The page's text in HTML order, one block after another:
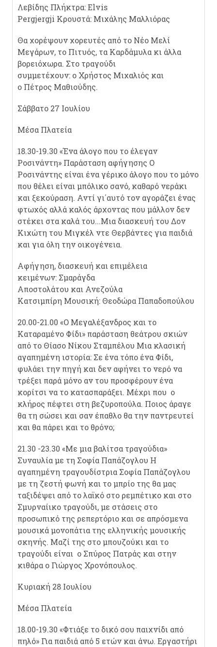
Λεβίδης Πλήκτρα: Elvis
Pergjergji Κρουστά: Μιχάλης Μαλλιόρας
Θα χορέψουν χορευτές από το Νέο Μελί
Μεγάρων, το Πιτυός, τα Καρδάμυλα κι άλλα
βορειόχωρα. Στο τραγούδι
συμμετέχουν: o Χρήστος Μιχαλιός και
ο Πέτρος Μαθιούδης.
Σάββατο 27 Ioυλίου
Μέσα Πλατεία
18.30-19.30 «Ένα άλογο που το έλεγαν
Ροσινάντη» Παράσταση αφήγησης Ο
Ροσινάντης είναι ένα γέρικο άλογο που το μόνο
που θέλει είναι μπόλικο σανό, καθαρό νεράκι
και ξεκούραση. Αντί γι΄αυτό τον αγοράζει ένας
φτωχός αλλά καλός άρχοντας που μάλλον δεν
στέκει στα καλά του...Μια διασκευή του Δον
Κιχώτη του Μιγκέλ ντε Θερβάντες για παιδιά
και για όλη την οικογένεια.
Αφήγηση, διασκευή και επιμέλεια
κειμένων: Σμαράγδα
Αποστολάτου και Ανεζούλα
Κατσιμπίρη Μουσική: Θεοδώρα Παπαδοπούλου
20.00-21.00 «Ο Μεγαλέξανδρος και το
Καταραμένο Φίδι» παράσταση θεάτρου σκιών
από το Θίασο Νίκου Σταμπέλου Μια κλασική
αγαπημένη ιστορία: Σε ένα τόπο ένα Φίδι,
φυλάει την πηγή και δεν αφήνει το νερό να
τρέξει παρά μόνο αν του προσφέρουν ένα
κορίτσι να το κατασπαράξει. Μέχρι που ο
κλήρος πέφτει στη βεζυροπούλα. Ποιος άραγε
θα τη σώσει και σαν έπαθλο θα την παντρευτεί
και θα πάρει και το θρόνο;
21.30 -23.30 «Με μια βαλίτσα τραγούδια»
Συναυλία με τη Σοφία Παπάζογλου Η
αγαπημένη τραγουδίστρια Σοφία Παπάζογλου
με τη ζεστή φωνή και το μπρίο της θα μας
ταξιδέψει από το λαϊκό στο ρεμπέτικο και στο
Σμυρναίικο τραγούδι, με στάσεις στο
προσωπικό της ρεπερτόριο και σε απρόσμενα
μουσικά μονοπάτια της ελληνικής μουσικής
σκηνής. Μαζί της στο μπουζούκι και το
τραγούδι είναι ο Σπύρος Πατράς και στην
κιθάρα ο Γιώργος Χρονόπουλος.
Κυριακή 28 Ιουλίου
Μέσα Πλατεία
18.00-19.30 «Φτιάξε το δικό σου παιχνίδι από
πηλό» Για παιδιά από 5 ετών και άνω. Εργαστήρι